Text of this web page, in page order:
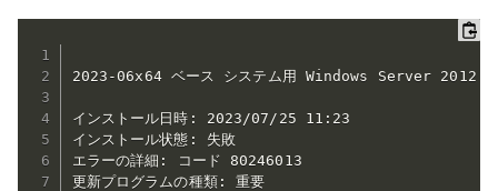
2023-06x64 ベース システム用 Windows Server 2012
インストール日時: ‎2023/‎07/‎25 11:23
インストール状態: 失敗
エラーの詳細: コード 80246013
更新プログラムの種類: 重要